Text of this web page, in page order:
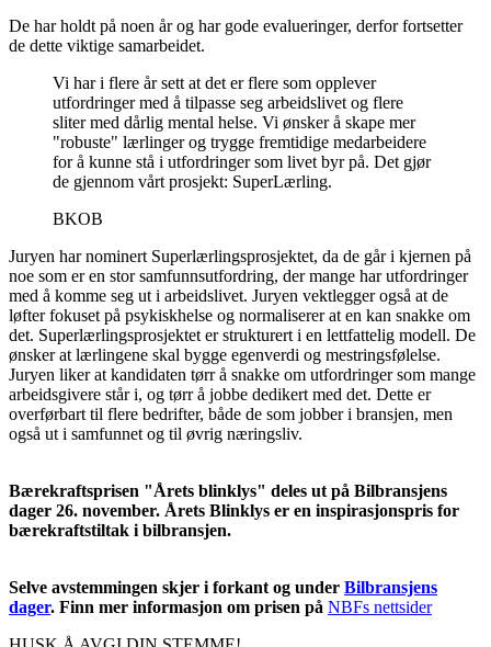
De har holdt på noen år og har gode evalueringer, derfor fortsetter
de dette viktige samarbeidet.
Vi har i flere år sett at det er flere som opplever
utfordringer med å tilpasse seg arbeidslivet og flere
sliter med dårlig mental helse. Vi ønsker å skape mer
"robuste" lærlinger og trygge fremtidige medarbeidere
for å kunne stå i utfordringer som livet byr på. Det gjør
de gjennom vårt prosjekt: SuperLærling.
BKOB
Juryen har nominert Superlærlingsprosjektet, da de går i kjernen på
noe som er en stor samfunnsutfordring, der mange har utfordringer
med å komme seg ut i arbeidslivet. Juryen vektlegger også at de
løfter fokuset på psykiskhelse og normaliserer at en kan snakke om
det. Superlærlingsprosjektet er strukturert i en lettfattelig modell. De
ønsker at lærlingene skal bygge egenverdi og mestringsfølelse.
Juryen liker at kandidaten tørr å snakke om utfordringer som mange
arbeidsgivere står i, og tørr å jobbe dedikert med det. Dette er
overførbart til flere bedrifter, både de som jobber i bransjen, men
også ut i samfunnet og til øvrig næringsliv.
Bærekraftsprisen "Årets blinklys" deles ut på Bilbransjens
dager 26. november. Årets Blinklys er en inspirasjonspris for
bærekraftstiltak i bilbransjen.
Selve avstemmingen skjer i forkant og under Bilbransjens
dager. Finn mer informasjon om prisen på NBFs nettsider